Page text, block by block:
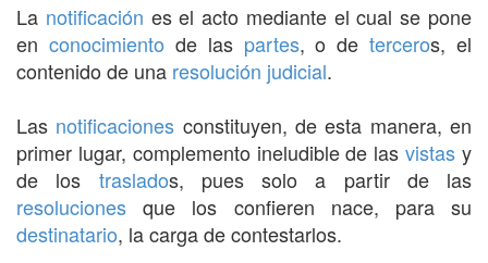
La notificación es el acto mediante el cual se pone
en conocimiento de las partes, o deterceros, el
contenido de una resolución judicial.
Las notificaciones constituyen, de esta manera, en
primer lugar, complemento ineludible de lasvistas y
de los traslados, pues solo a partir de las
resoluciones que los confieren nace, para su
destinatario, la carga de contestarlos.